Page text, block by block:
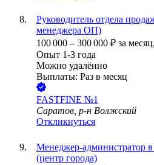
Руководитель отдела
менеджера ОП)
100 000 – 300 000 ₽ за месяц,
Опыт 1-3 года
Можно удалённо
Выплаты: Раз в месяц
FASTFINE №1
Саратов, р-н Волжский
Откликнуться
Менеджер-администратор
(центр города)